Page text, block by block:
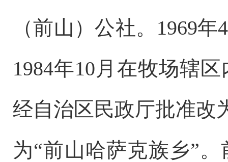
（前山）公社。 1969年4
1984年10月在牧场辖
经自治区民政厅批准改
为“前山哈萨克族乡”